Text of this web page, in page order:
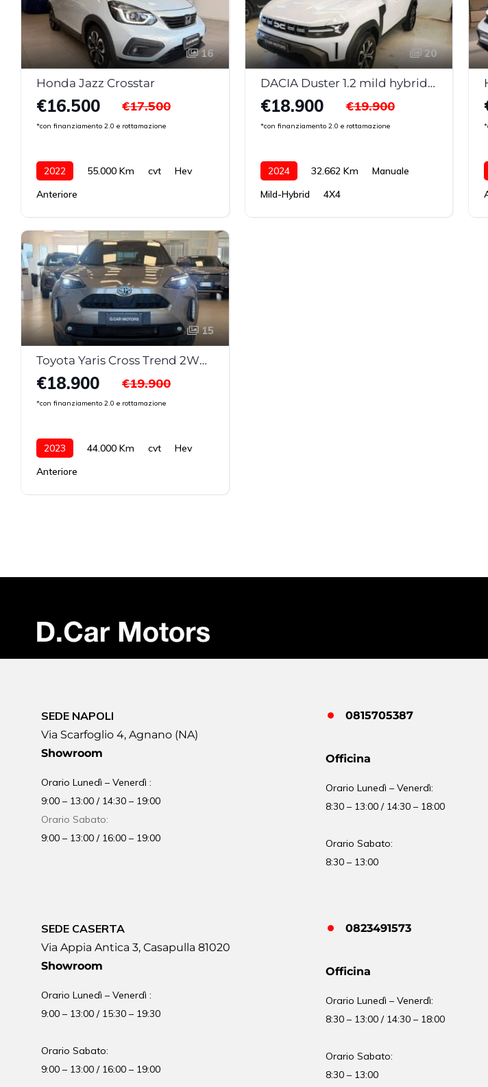
16
Honda Jazz Crosstar
€16.500
*con finanziamento 2.0 e rottamazione
€17.500
2022 55.000 Km cvt
Hev
Anteriore
20
DACIA Duster 1.2 mild hybrid 130 cv 4×4 Expression
€18.900
*con finanziamento 2.0 e rottamazione
€19.900
2024 32.662 Km
Manuale
Mild-Hybrid
4X4
15
Toyota Yaris Cross Trend 2WD MY22
€18.900
*con finanziamento 2.0 e rottamazione
€19.900
2023 44.000 Km cvt
Hev
Anteriore
SEDE NAPOLI
Via Scarfoglio 4, Agnano (NA)
Showroom
Orario Lunedì – Venerdì :
9:00 – 13:00 / 14:30 – 19:00
Orario Sabato:
9:00 – 13:00 / 16:00 – 19:00
0815705387
Officina
Orario Lunedì – Venerdì:
8:30 – 13:00 / 14:30 – 18:00
Orario Sabato:
8:30 – 13:00
SEDE CASERTA
Via Appia Antica 3, Casapulla 81020
Showroom
Orario Lunedì – Venerdì :
9:00 – 13:00 / 15:30 – 19:30
Orario Sabato:
9:00 – 13:00 / 16:00 – 19:00
0823491573
Officina
Orario Lunedì – Venerdì:
8:30 – 13:00 / 14:30 – 18:00
Orario Sabato:
8:30 – 13:00